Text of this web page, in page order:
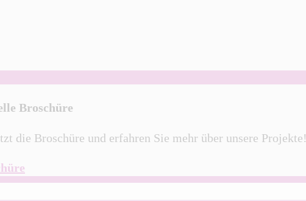
Broschüre
die Broschüre und erfahren Sie mehr über unsere Projekte!